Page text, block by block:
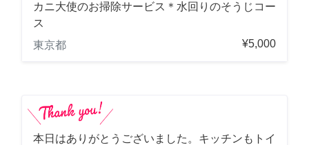
カニ大使のお掃除サービス＊水回りのそうじコー
ス
東京都
¥5,000
本日はありがとうございました。キッチンもトイ